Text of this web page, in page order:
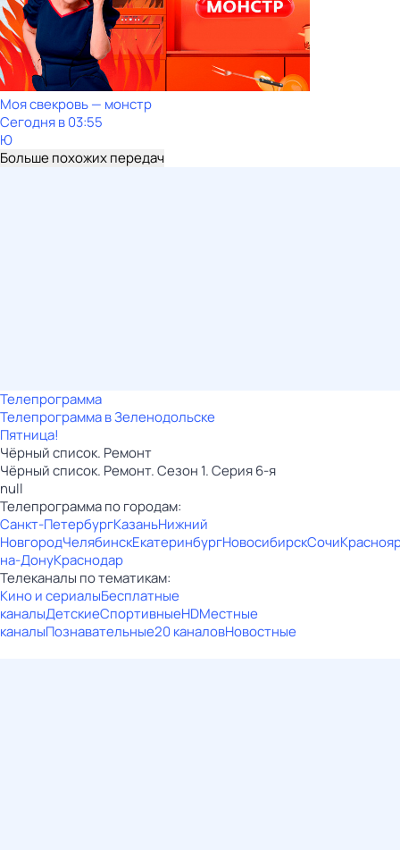
Моя свекровь — монстр
Сегодня в 03:55
Ю
Больше похожих передач
Телепрограмма
Телепрограмма в Зеленодольске
Пятница!
Чёрный список. Ремонт
Чёрный список. Ремонт. Сезон 1. Серия 6-я
null
Телепрограмма по городам:
Санкт-ПетербургКазаньНижний
НовгородЧелябинскЕкатеринбургНовосибирскСочи
на-ДонуКраснодар
Телеканалы по тематикам:
Кино и сериалыБесплатные
каналыДетскиеСпортивныеHDМестные
каналыПознавательные20 каналовНовостные